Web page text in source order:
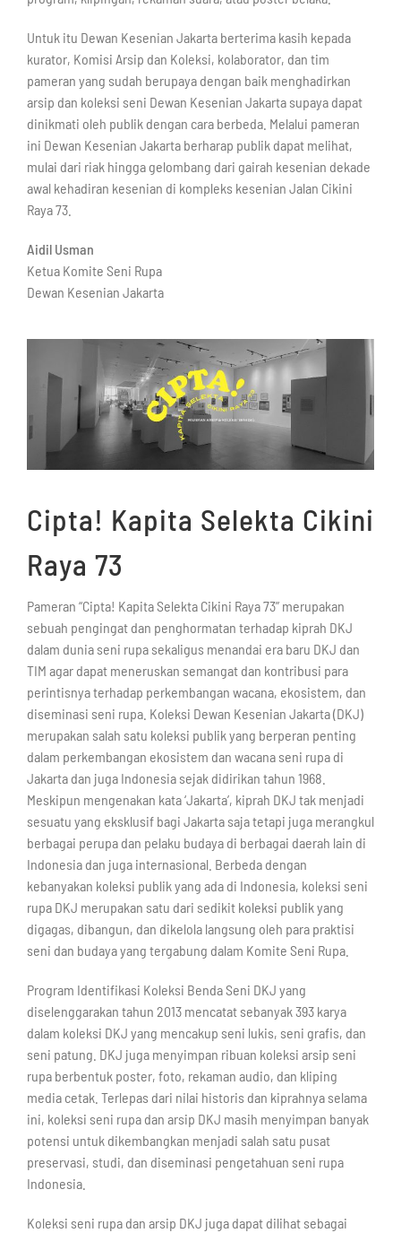
Untuk itu Dewan Kesenian Jakarta berterima kasih kepada
kurator, Komisi Arsip dan Koleksi, kolaborator, dan tim
pameran yang sudah berupaya dengan baik menghadirkan
arsip dan koleksi seni Dewan Kesenian Jakarta supaya dapat
dinikmati oleh publik dengan cara berbeda. Melalui pameran
ini Dewan Kesenian Jakarta berharap publik dapat melihat,
mulai dari riak hingga gelombang dari gairah kesenian dekade
awal kehadiran kesenian di kompleks kesenian Jalan Cikini
Raya 73.
Aidil Usman
Ketua Komite Seni Rupa
Dewan Kesenian Jakarta
Cipta! Kapita Selekta Cikini
Raya 73
Pameran “Cipta! Kapita Selekta Cikini Raya 73” merupakan
sebuah pengingat dan penghormatan terhadap kiprah DKJ
dalam dunia seni rupa sekaligus menandai era baru DKJ dan
TIM agar dapat meneruskan semangat dan kontribusi para
perintisnya terhadap perkembangan wacana, ekosistem, dan
diseminasi seni rupa. Koleksi Dewan Kesenian Jakarta (DKJ)
merupakan salah satu koleksi publik yang berperan penting
dalam perkembangan ekosistem dan wacana seni rupa di
Jakarta dan juga Indonesia sejak didirikan tahun 1968.
Meskipun mengenakan kata ‘Jakarta’, kiprah DKJ tak menjadi
sesuatu yang eksklusif bagi Jakarta saja tetapi juga merangkul
berbagai perupa dan pelaku budaya di berbagai daerah lain di
Indonesia dan juga internasional. Berbeda dengan
kebanyakan koleksi publik yang ada di Indonesia, koleksi seni
rupa DKJ merupakan satu dari sedikit koleksi publik yang
digagas, dibangun, dan dikelola langsung oleh para praktisi
seni dan budaya yang tergabung dalam Komite Seni Rupa.
Program Identifikasi Koleksi Benda Seni DKJ yang
diselenggarakan tahun 2013 mencatat sebanyak 393 karya
dalam koleksi DKJ yang mencakup seni lukis, seni grafis, dan
seni patung. DKJ juga menyimpan ribuan koleksi arsip seni
rupa berbentuk poster, foto, rekaman audio, dan kliping
media cetak. Terlepas dari nilai historis dan kiprahnya selama
ini, koleksi seni rupa dan arsip DKJ masih menyimpan banyak
potensi untuk dikembangkan menjadi salah satu pusat
preservasi, studi, dan diseminasi pengetahuan seni rupa
Indonesia.
Koleksi seni rupa dan arsip DKJ juga dapat dilihat sebagai